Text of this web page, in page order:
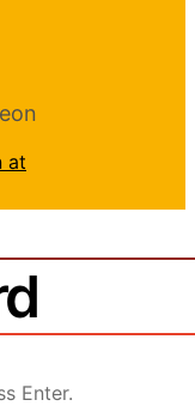
Enter.